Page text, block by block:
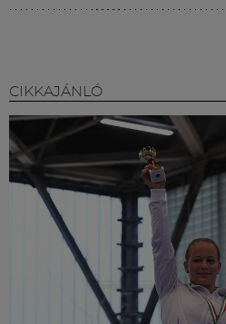
CIKKAJÁNLÓ